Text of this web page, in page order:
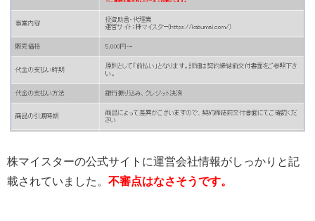
株マイスターの公式サイトに運営会社情報がしっかりと記
載されていました。 不審点はなさそうです。